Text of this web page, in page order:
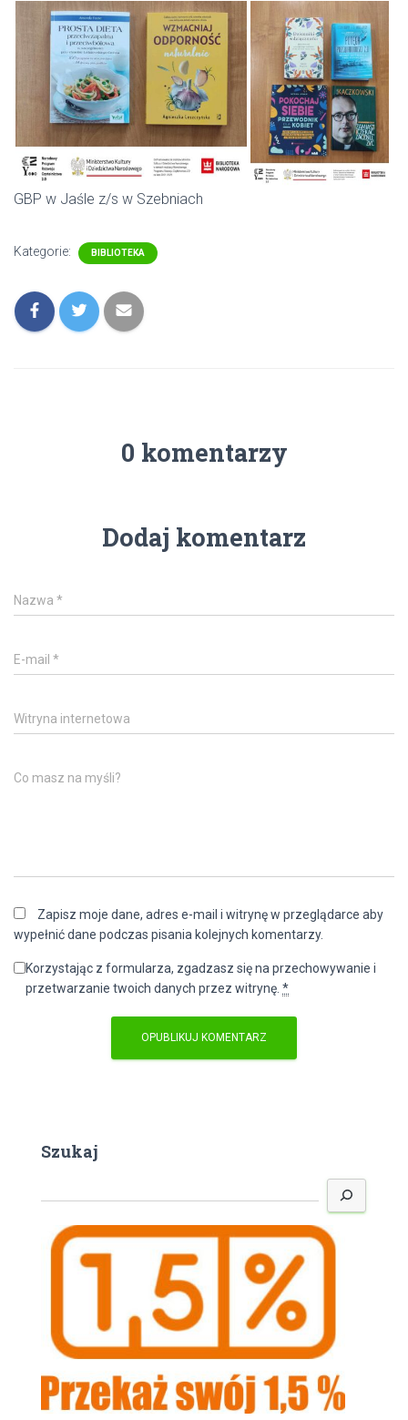
GBP w Jaśle z/s w Szebniach
Kategorie: BIBLIOTEKA
0 komentarzy
Dodaj komentarz
Nazwa *
E-mail *
Witryna internetowa
Co masz na myśli?
Zapisz moje dane, adres e-mail i witrynę w przeglądarce aby
wypełnić dane podczas pisania kolejnych komentarzy.
Korzystając z formularza, zgadzasz się na przechowywanie i
przetwarzanie twoich danych przez witrynę. *
Szukaj
z